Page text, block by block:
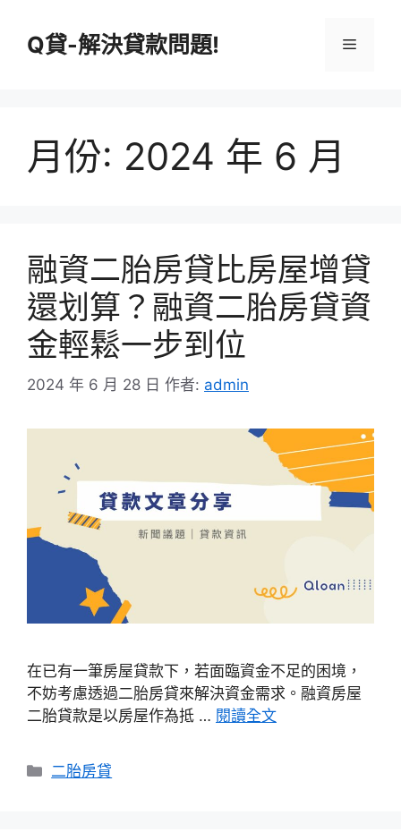
Q貸-解決貸款問題! 選
月份: 2024 年 6 月
融資二胎房貸比房屋增貸
還划算？融資二胎房貸資
金輕鬆一步到位
2024 年 6 月 28 日 作者: admin
在已有一筆房屋貸款下，若面臨資金不足的困境，
不妨考慮透過二胎房貸來解決資金需求。融資房屋
二胎貸款是以房屋作為抵 … 閱讀全文
分
二胎房貸